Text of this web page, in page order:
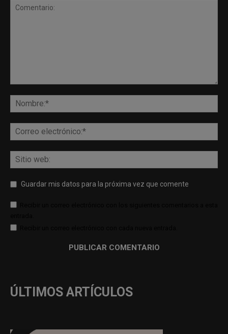
Guardar mis datos para la próxima vez que comente
ÚLTIMOS ARTÍCULOS